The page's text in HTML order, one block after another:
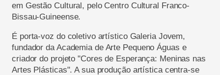
em Gestão Cultural, pelo Centro Cultural Franco-
Bissau-Guineense.
É porta-voz do coletivo artístico Galeria Jovem,
fundador da Academia de Arte Pequeno Águas e
criador do projeto "Cores de Esperança: Meninas nas
Artes Plásticas". A sua produção artística centra-se